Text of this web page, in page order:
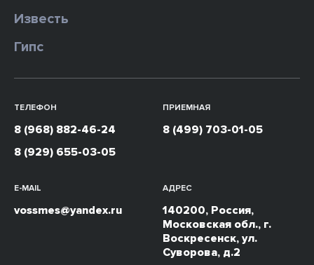
Известь
Гипс
ТЕЛЕФОН
8 (968) 882-46-24
8 (929) 655-03-05
ПРИЕМНАЯ
8 (499) 703-01-05
E-MAIL
vossmes@yandex.ru
АДРЕС
140200, Россия,
Московская обл., г.
Воскресенск, ул.
Суворова, д.2